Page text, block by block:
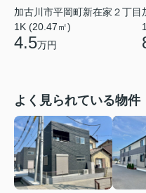
加古川市平岡町新在家２丁目
1K (20.47㎡)
4.5万円
よく見られている物件